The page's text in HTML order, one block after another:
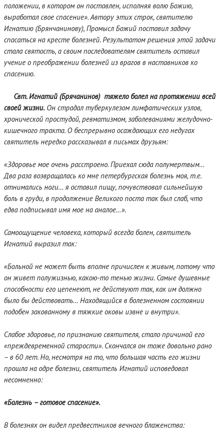
положении, в котором он поставлен, исполняя волю Божию,
выработал свое спасение». Автору этих строк, святителю
Игнатию (Брянчанинову), Промысл Божий поставил задачу
спасаться на кресте болезней. Результатом решения этой задачи
стала святость, а своим последователям святитель оставил
учение о преображении болезней из врагов в наставников ко
спасению.
Свт. Игнатий (Брячанинов) тяжело болел на протяжении всей
своей жизни. Он страдал туберкулезом лимфатических узлов,
хронической простудой, ревматизмом, заболеваниями желудочно-
кишечного тракта. О беспрерывно осаждающих его недугах
святитель нередко рассказывал в письмах друзьям:
«Здоровье мое очень расстроено. Приехал сюда полумертвым…
Два раза возвращалась ко мне петербургская болезнь моя, т.е.
отнимались ноги… я оставил пищу, почувствовал сильнейшую
боль в груди, в продолжение Великого поста так был слаб, что
едва подписывал имя мое на аналое…».
Самоощущение человека, который всегда болен, святитель
Игнатий выразил так:
«Больной не может быть вполне причислен к живым, потому что
он живет полужизнью, какою-то тенью жизни. Самые душевные
способности его цепенеют, не действуют так, как им должно
было бы действовать… Находящийся в болезненном состоянии
подобен закованному в тяжкие оковы извне и внутри».
Слабое здоровье, по признанию святителя, стало причиной его
«преждевременной старости». Скончался он тоже довольно рано
– в 60 лет. Но, несмотря на то, что большая часть его жизни
прошла на одре болезни, святитель Игнатий исповедовал
несомненно:
«Болезнь – готовое спасение».
В болезнях он видел предвестников вечного блаженства: